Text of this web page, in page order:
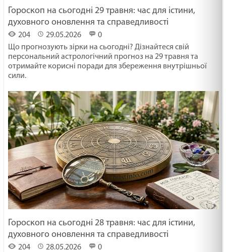
Гороскоп на сьогодні 29 травня: час для істини,
духовного оновлення та справедливості
204 29.05.2026
0
Що прогнозують зірки на сьогодні? Дізнайтеся свій
персональний астрологічний прогноз на 29 травня та
отримайте корисні поради для збереження внутрішньої
сили.
Гороскоп на сьогодні 28 травня: час для істини,
духовного оновлення та справедливості
204 28.05.2026
0